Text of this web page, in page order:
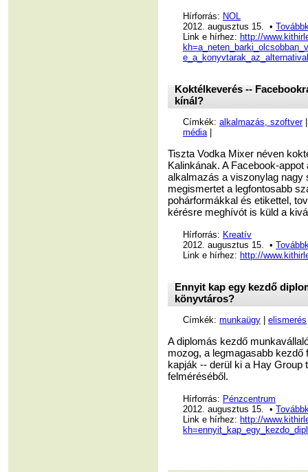
Hírforrás: NOL
2012. augusztus 15. •
Link e hírhez: http://
Koktélkeverés --
kínál?
Címkék: alkalmazás, szoftver
média|
Tiszta Vodka Mixer néven
Kalinkának. A Facebook-
alkalmazás a viszonylag nagy
megismertet a legfontosabb
pohárformákkal és etikettel,
kérésre meghívót is küld a
Hírforrás: Kreatív
2012. augusztus 15. •
Link e hírhez: http://
Ennyit kap egy kezdő
könyvtáros?
Címkék: munkaügy elismerés
A diplomás kezdő
mozog, a legmagasabb
kapják -- derül ki a Hay Group
felméréséből.
Hírforrás: Pénzcentrum
2012. augusztus 15. •
Link e hírhez: http://